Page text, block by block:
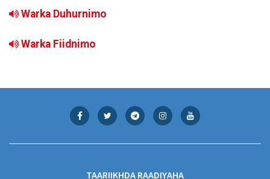
Warka Duhurnimo
Warka Fiidnimo
TAARIIKHDA RAADIYAHA